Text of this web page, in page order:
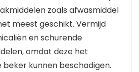
zoals afwasmiddel
meest geschikt. Vermijd
en schurende
omdat deze het
kunnen beschadigen.